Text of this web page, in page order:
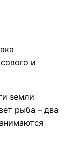
и
земли
рыба – два